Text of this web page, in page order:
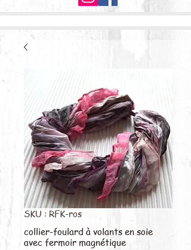
SKU : RFK-ros
collier-foulard à volants en soie
avec fermoir magnétique